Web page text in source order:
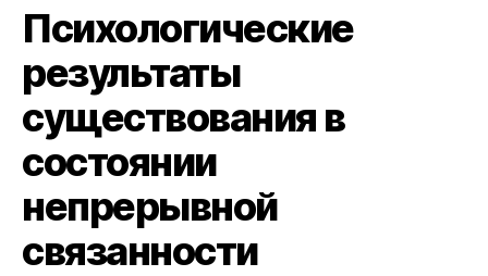
Психологические
результаты
существования в
состоянии
непрерывной
связанности